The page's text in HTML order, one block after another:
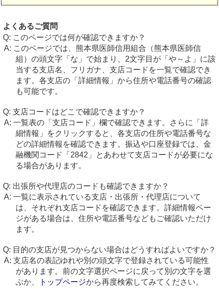
よくあるご質問
このページでは何が確認できますか？
このページでは、熊本県医師信用組合（熊本県医師信
組）の頭文字「な」で始まり、2文字目が「や～よ」に該
当する支店名、フリガナ、支店コードを一覧で確認でき
ます。各支店の「詳細情報」から住所や電話番号の確認
も可能です。
支店コードはどこで確認できますか？
一覧表の「支店コード」欄で確認できます。さらに「詳
細情報」をクリックすると、各支店の住所や電話番号な
どの詳細情報を確認できます。振込や口座登録では、金
融機関コード「2842」とあわせて支店コードが必要にな
る場合があります。
出張所や代理店のコードも確認できますか？
一覧に表示されている支店・出張所・代理店について
は、それぞれ支店コードを確認できます。詳細情報ペー
ジがある場合は、住所や電話番号などもご確認いただけ
ます。
目的の支店が見つからない場合はどうすればよいですか？
支店名の表記ゆれや別の頭文字で登録されている可能性
があります。前の文字選択ページに戻って別の文字を選
ぶか、
トップページから再度検索してみてください。